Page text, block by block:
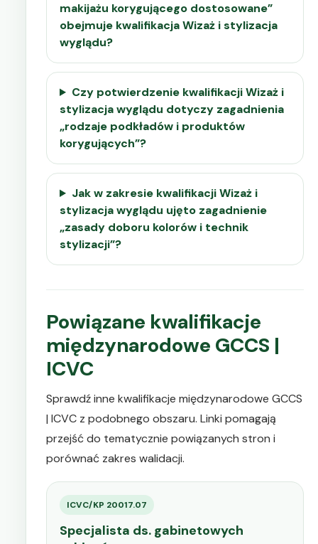
makijażu korygującego dostosowane”
obejmuje kwalifikacja Wizaż i stylizacja
wyglądu?
Czy potwierdzenie kwalifikacji Wizaż i
stylizacja wyglądu dotyczy zagadnienia
„rodzaje podkładów i produktów
korygujących”?
Jak w zakresie kwalifikacji Wizaż i
stylizacja wyglądu ujęto zagadnienie
„zasady doboru kolorów i technik
stylizacji”?
Powiązane kwalifikacje
międzynarodowe GCCS |
ICVC
Sprawdź inne kwalifikacje międzynarodowe GCCS
| ICVC z podobnego obszaru. Linki pomagają
przejść do tematycznie powiązanych stron i
porównać zakres walidacji.
ICVC/KP 20017.07
Specjalista ds. gabinetowych